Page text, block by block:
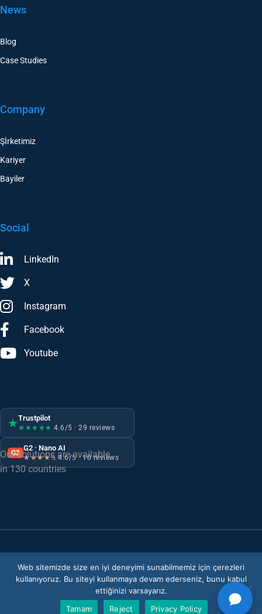
News
Blog
Case Studies
Company
Şİrketimiz
Kariyer
Bayiler
Social
LinkedIn
X
Instagram
Facebook
Youtube
G2
G2 · Nano AI
★★★★½ 4.6/5 · 10 reviews
★Trustpilot
★★★★★ 4.6/5 · 29 reviews
Our solutions are available
in 130 countries
© Copyright 2026 . Tüm hakları saklıdır.
BGYS Politikası
Web sitemizde size en iyi deneyimi sunabilmemiz için çerezleri
kullanıyoruz. Bu siteyi kullanmaya devam ederseniz, bunu kabul
ettiğinizi varsayarız.
Tamam
Reject Privacy Policy